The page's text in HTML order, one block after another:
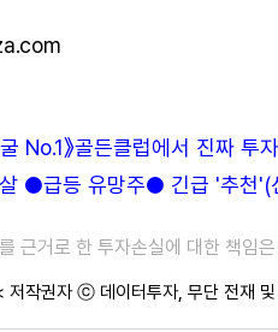
No.1》골든클럽에서 진짜 투
●급등 유망주● 긴급 '추천'(
근거로 한 투자손실에 대한 책임
저작권자 ⓒ 데이터투자, 무단 전재